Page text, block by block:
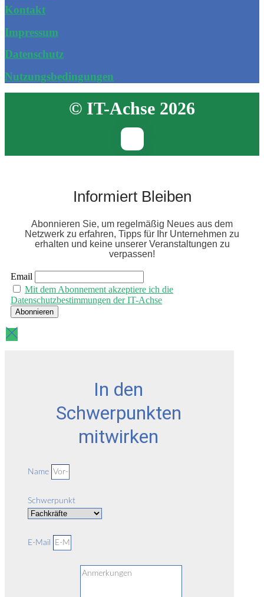
Kontakt
Impressum
Datenschutz
Nutzungsbedingungen
© IT-Achse 2026
Informiert Bleiben
Abonnieren Sie, um regelmäßig Neues aus dem
Netzwerk zu erfahren, Tipps für Ihr Unternehmen zu
erhalten und keine unserer Veranstaltungen zu
verpassen!
Email
Mit dem Abonnement akzeptiere ich die
Datenschutzbestimmungen der IT-Achse
In den
Schwerpunkten
mitwirken
Name
Schwerpunkt
E-Mail